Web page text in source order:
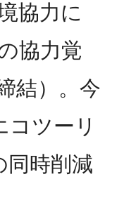
協力に
協力覚
結）。今
ツーリ
同時削減